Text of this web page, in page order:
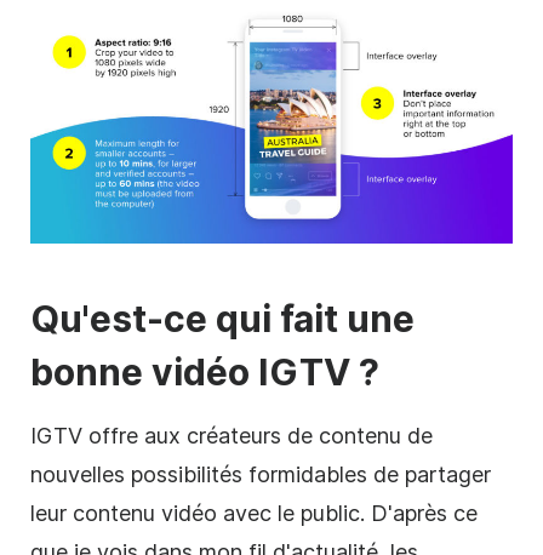
Qu'est-ce qui fait une
bonne vidéo IGTV ?
IGTV offre aux créateurs de contenu de
nouvelles possibilités formidables de partager
leur contenu vidéo avec le public. D'après ce